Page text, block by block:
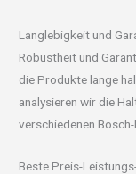
Langlebigkeit und
Robustheit und
die Produkte lange
analysieren wir die
verschiedenen
Beste Preis-